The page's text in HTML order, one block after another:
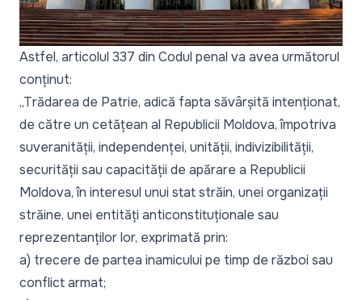
Astfel, articolul 337 din Codul penal va avea următorul
conținut:
„Trădarea de Patrie, adică fapta săvârșită intenționat,
de către un cetățean al Republicii Moldova, împotriva
suveranității, independenței, unității, indivizibilității,
securității sau capacității de apărare a Republicii
Moldova, în interesul unui stat străin, unei organizații
străine, unei entități anticonstituționale sau
reprezentanților lor, exprimată prin:
a) trecere de partea inamicului pe timp de război sau
conflict armat;